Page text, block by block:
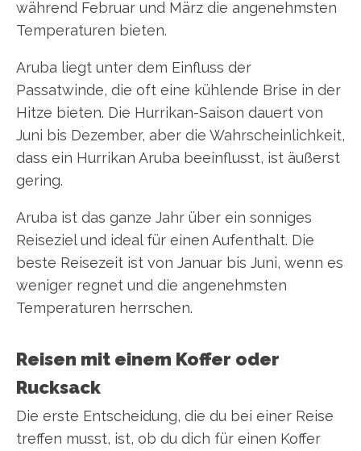
während Februar und März die angenehmsten
Temperaturen bieten.
Aruba liegt unter dem Einfluss der
Passatwinde, die oft eine kühlende Brise in der
Hitze bieten. Die Hurrikan-Saison dauert von
Juni bis Dezember, aber die Wahrscheinlichkeit,
dass ein Hurrikan Aruba beeinflusst, ist äußerst
gering.
Aruba ist das ganze Jahr über ein sonniges
Reiseziel und ideal für einen Aufenthalt. Die
beste Reisezeit ist von Januar bis Juni, wenn es
weniger regnet und die angenehmsten
Temperaturen herrschen.
Reisen mit einem Koffer oder
Rucksack
Die erste Entscheidung, die du bei einer Reise
treffen musst, ist, ob du dich für einen Koffer